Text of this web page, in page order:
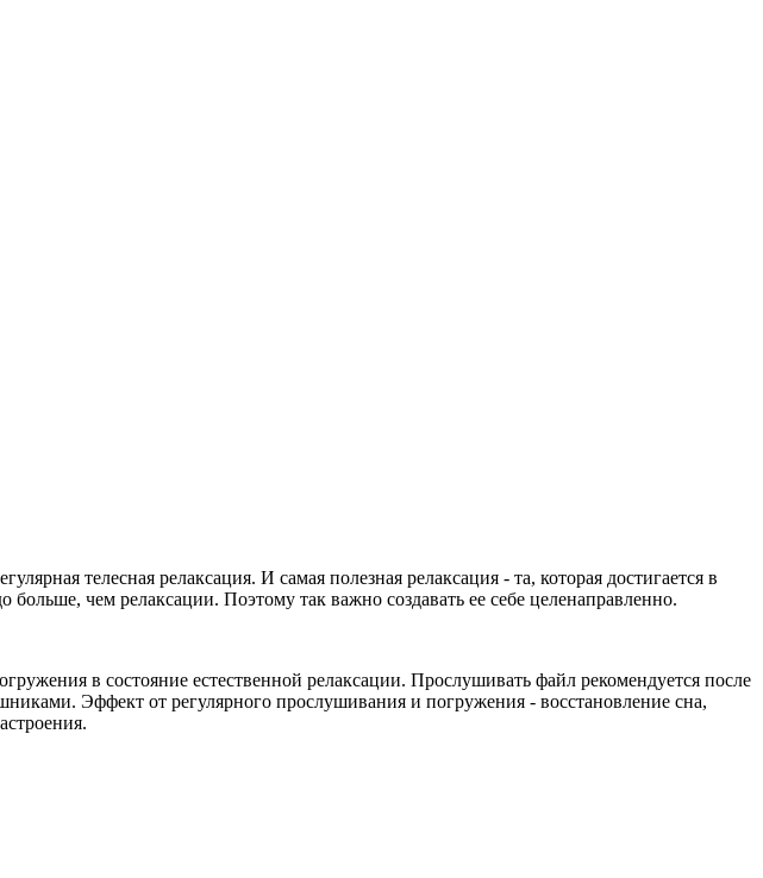
телесная релаксация. И самая полезная релаксация - та, которая достигается в
чем релаксации. Поэтому так важно создавать ее себе целенаправленно.
в состояние естественной релаксации. Прослушивать файл рекомендуется после
Эффект от регулярного прослушивания и погружения - восстановление сна,